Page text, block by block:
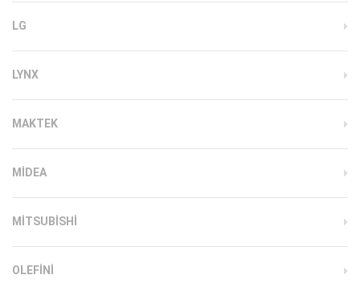
LG
LYNX
MAKTEK
MIDEA
MITSUBISHI
OLEFINI